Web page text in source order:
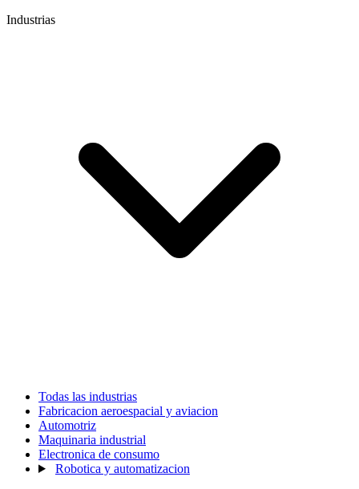
Industrias
Todas las industrias
Fabricacion aeroespacial y aviacion
Automotriz
Maquinaria industrial
Electronica de consumo
Robotica y automatizacion